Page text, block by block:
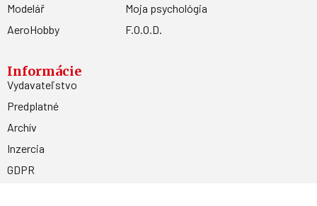
Modelář
AeroHobby
Moja psychológia
F.O.O.D.
Informácie
Vydavateľstvo
Predplatné
Archív
Inzercia
GDPR